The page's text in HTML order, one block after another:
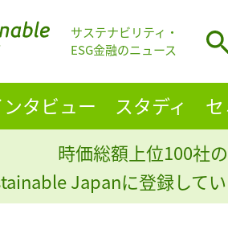
サステナビリティ・
ESG金融のニュース
タビュー スタディ
時価総額上位100社
Japanに登録して